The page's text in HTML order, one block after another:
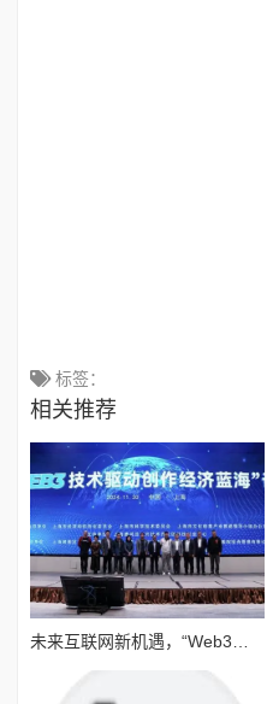
标签：
相关推荐
未来互联网新机遇，“Web3技术驱动创作经济蓝海”论坛举行